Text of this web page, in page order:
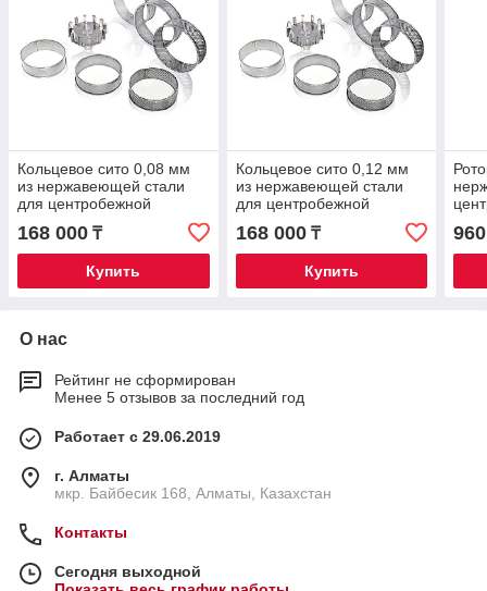
Кольцевое сито 0,08 мм
из нержавеющей стали
для центробежной
мельницы FM200
168 000 ₸
Купить
Кольцевое сито 0,12 мм
из нержавеющей стали
для центробежной
мельницы FM200
168 000₸
Купить
О нас
Рейтинг не сформирован
Менее 5 отзывов за последний год
Работает с 29.06.2019
г. Алматы
мкр. Байбесик 168, Алматы, Казахстан
Контакты
Сегодня выходной